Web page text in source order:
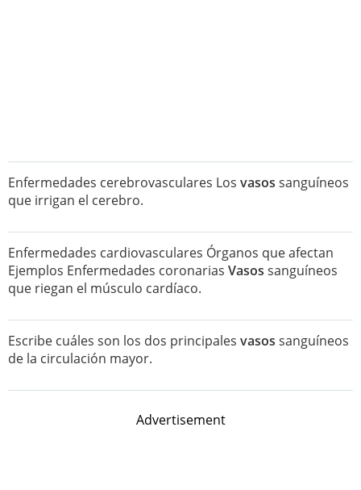
Enfermedades cerebrovasculares Los vasos sanguíneos
que irrigan el cerebro.
Enfermedades cardiovasculares Órganos que afectan
Ejemplos Enfermedades coronarias Vasos sanguíneos
que riegan el músculo cardíaco.
Escribe cuáles son los dos principales vasos sanguíneos
de la circulación mayor.
Advertisement